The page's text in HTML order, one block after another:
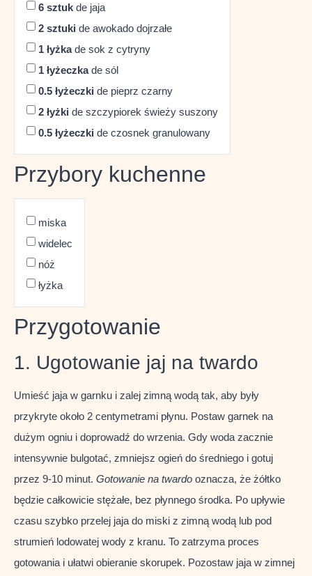
6 sztuk de jaja
2 sztuki de awokado dojrzałe
1 łyżkade sok z cytryny
1 łyżeczkade sól
0.5 łyżeczki de pieprz czarny
2 łyżki de szczypiorek świeży suszony
0.5 łyżeczki de czosnek granulowany
Przybory kuchenne
miska
widelec
nóż
łyżka
Przygotowanie
1. Ugotowanie jaj na twardo
Umieść jaja w garnku i zalej zimną wodą tak, aby były
przykryte około 2 centymetrami płynu. Postaw garnek na
dużym ogniu i doprowadź do wrzenia. Gdy woda zacznie
intensywnie bulgotać, zmniejsz ogień do średniego i gotuj
przez 9-10 minut. Gotowanie na twardo oznacza, że żółtko
będzie całkowicie stężałe, bez płynnego środka. Po upływie
czasu szybko przelej jaja do miski z zimną wodą lub pod
strumień lodowatej wody z kranu. To zatrzyma proces
gotowania i ułatwi obieranie skorupek. Pozostaw jaja w zimnej